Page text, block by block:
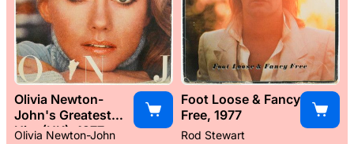
Olivia Newton-
John's Greatest
Hits (UK), 1977
Olivia Newton-John
Foot Loose & Fancy
Free, 1977
Rod Stewart